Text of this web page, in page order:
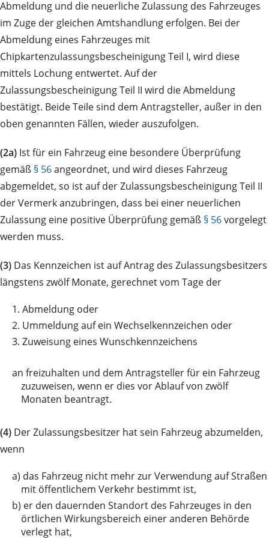
Abmeldung und die neuerliche Zulassung des Fahrzeuges
im Zuge der gleichen Amtshandlung erfolgen. Bei der
Abmeldung eines Fahrzeuges mit
Chipkartenzulassungsbescheinigung Teil I, wird diese
mittels Lochung entwertet. Auf der
Zulassungsbescheinigung Teil II wird die Abmeldung
bestätigt. Beide Teile sind dem Antragsteller, außer in den
oben genannten Fällen, wieder auszufolgen.
(2a) Ist für ein Fahrzeug eine besondere Überprüfung
gemäß § 56angeordnet, und wird dieses Fahrzeug
abgemeldet, so ist auf der Zulassungsbescheinigung Teil II
der Vermerk anzubringen, dass bei einer neuerlichen
Zulassung eine positive Überprüfung gemäß § 56vorgelegt
werden muss.
(3) Das Kennzeichen ist auf Antrag des Zulassungsbesitzers
längstens zwölf Monate, gerechnet vom Tage der
1. Abmeldung oder
2. Ummeldung auf ein Wechselkennzeichen oder
3. Zuweisung eines Wunschkennzeichens
an freizuhalten und dem Antragsteller für ein Fahrzeug
zuzuweisen, wenn er dies vor Ablauf von zwölf
Monaten beantragt.
(4) Der Zulassungsbesitzer hat sein Fahrzeug abzumelden,
wenn
a) das Fahrzeug nicht mehr zur Verwendung auf Straßen
mit öffentlichem Verkehr bestimmt ist,
b) er den dauernden Standort des Fahrzeuges in den
örtlichen Wirkungsbereich einer anderen Behörde
verlegt hat,